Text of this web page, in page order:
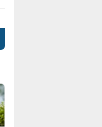
dan Warga Pancuran